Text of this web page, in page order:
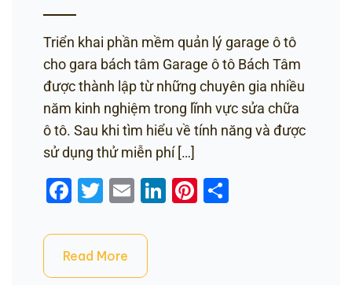
Triển khai phần mềm quản lý garage ô tô
cho gara bách tâm Garage ô tô Bách Tâm
được thành lập từ những chuyên gia nhiều
năm kinh nghiệm trong lĩnh vực sửa chữa
ô tô. Sau khi tìm hiểu về tính năng và được
sử dụng thử miễn phí […]
Facebook
Twitter
EmailLinkedIn
Pinterest
Read More